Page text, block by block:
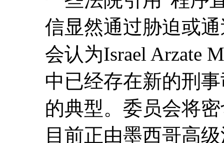
信显然通过胁迫或
会认为Israel Arzate
中已经存在新的刑
的典型。委员会将
目前正由墨西哥高